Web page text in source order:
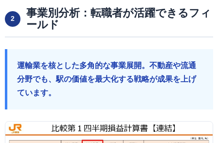
2
事業別分析：転職者が活躍できるフィ
ールド
運輸業を核とした多角的な事業展開。不動産や流通
分野でも、駅の価値を最大化する戦略が成果を上げ
ています。